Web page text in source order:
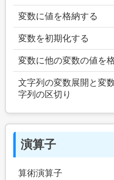
変数に値を格納する
変数を初期化する
変数に他の変数の値を
文字列の変数展開と変
字列の区切り
演算子
算術演算子